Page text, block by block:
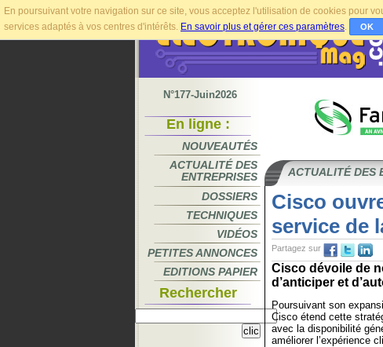
En poursuivant votre navigation sur ce site, vous acceptez l'utilisation de cookies pour
services adaptés à vos centres d'intérêts. En savoir plus et gérer ces paramètres. OK
N°177-Juin2026
En ligne :
NOUVEAUTÉS
ACTUALITÉ DES
ENTREPRISES
DOSSIERS
TECHNIQUES
VIDÉOS
PETITES ANNONCES
EDITIONS PAPIER
Rechercher
ACTUALITÉ DES
Cisco
service de
Partagez sur
Cisco dévoile de
d’anticiper et
Poursuivant son
Cisco étend cette
avec la disponibilité
améliorer l’expérience